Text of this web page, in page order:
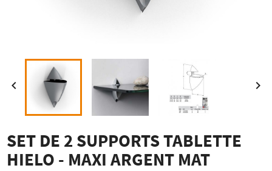
 
SET DE 2 SUPPORTS TABLETTE
HIELO - MAXI ARGENT MAT